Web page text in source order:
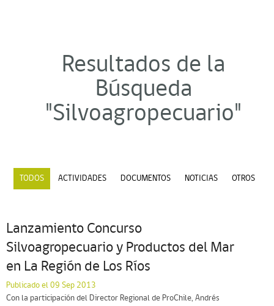
Resultados de la
Búsqueda
"Silvoagropecuario"
TODOS ACTIVIDADES DOCUMENTOS NOTICIAS OTROS
Lanzamiento Concurso
Silvoagropecuario y Productos del Mar
en La Región de Los Ríos
Publicado el 09 Sep 2013
Con la participación del Director Regional de ProChile, Andrés